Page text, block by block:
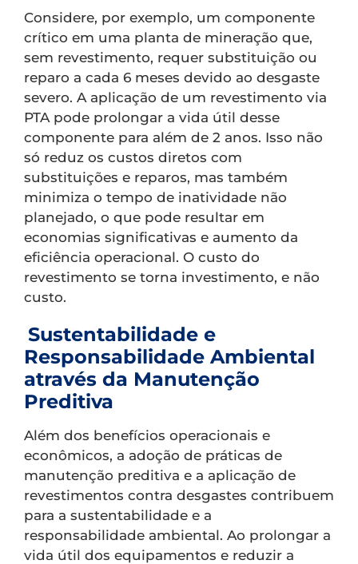
Considere, por exemplo, um componente
crítico em uma planta de mineração que,
sem revestimento, requer substituição ou
reparo a cada 6 meses devido ao desgaste
severo. A aplicação de um revestimento via
PTA pode prolongar a vida útil desse
componente para além de 2 anos. Isso não
só reduz os custos diretos com
substituições e reparos, mas também
minimiza o tempo de inatividade não
planejado, o que pode resultar em
economias significativas e aumento da
eficiência operacional. O custo do
revestimento se torna investimento, e não
custo.
Sustentabilidade e
Responsabilidade Ambiental
através da Manutenção
Preditiva
Além dos benefícios operacionais e
econômicos, a adoção de práticas de
manutenção preditiva e a aplicação de
revestimentos contra desgastes contribuem
para a sustentabilidade e a
responsabilidade ambiental. Ao prolongar a
vida útil dos equipamentos e reduzir a